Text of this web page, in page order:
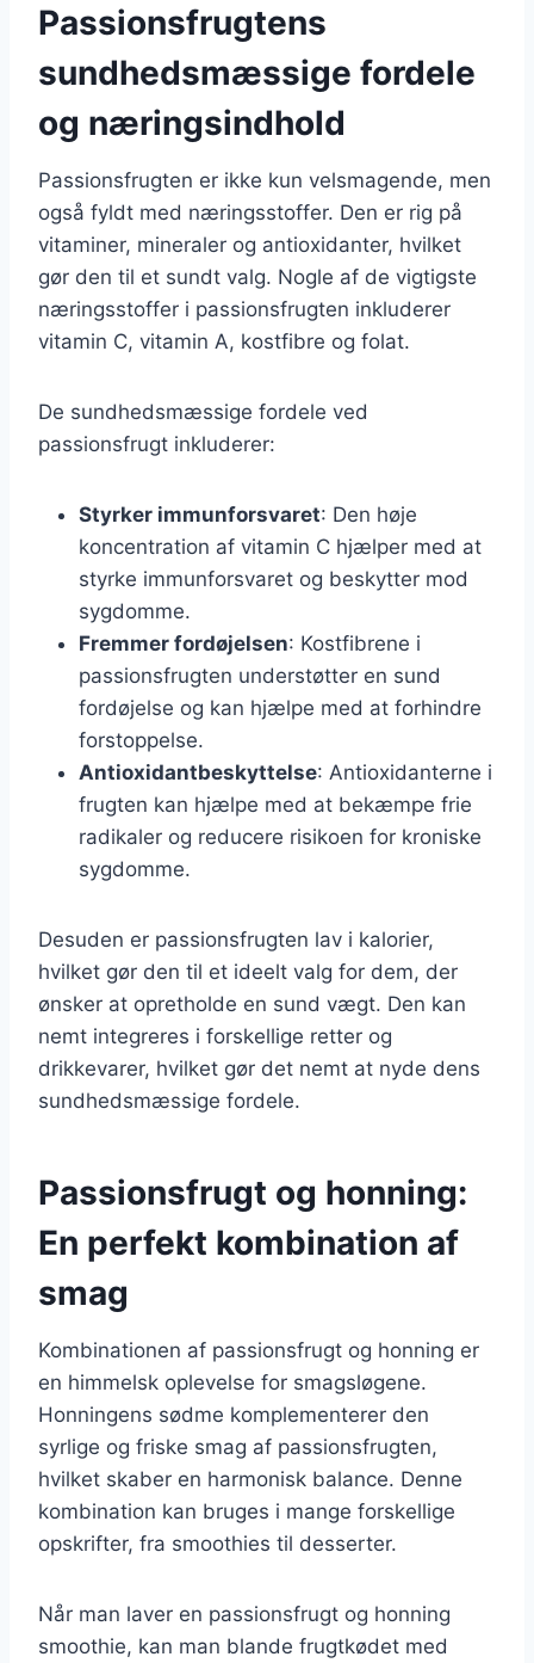
Passionsfrugtens
sundhedsmæssige fordele
og næringsindhold
Passionsfrugten er ikke kun velsmagende, men
også fyldt med næringsstoffer. Den er rig på
vitaminer, mineraler og antioxidanter, hvilket
gør den til et sundt valg. Nogle af de vigtigste
næringsstoffer i passionsfrugten inkluderer
vitamin C, vitamin A, kostfibre og folat.
De sundhedsmæssige fordele ved
passionsfrugt inkluderer:
Styrker immunforsvaret: Den høje
koncentration af vitamin C hjælper med at
styrke immunforsvaret og beskytter mod
sygdomme.
Fremmer fordøjelsen: Kostfibrene i
passionsfrugten understøtter en sund
fordøjelse og kan hjælpe med at forhindre
forstoppelse.
Antioxidantbeskyttelse: Antioxidanterne i
frugten kan hjælpe med at bekæmpe frie
radikaler og reducere risikoen for kroniske
sygdomme.
Desuden er passionsfrugten lav i kalorier,
hvilket gør den til et ideelt valg for dem, der
ønsker at opretholde en sund vægt. Den kan
nemt integreres i forskellige retter og
drikkevarer, hvilket gør det nemt at nyde dens
sundhedsmæssige fordele.
Passionsfrugt og honning:
En perfekt kombination af
smag
Kombinationen af passionsfrugt og honning er
en himmelsk oplevelse for smagsløgene.
Honningens sødme komplementerer den
syrlige og friske smag af passionsfrugten,
hvilket skaber en harmonisk balance. Denne
kombination kan bruges i mange forskellige
opskrifter, fra smoothies til desserter.
Når man laver en passionsfrugt og honning
smoothie, kan man blande frugtkødet med